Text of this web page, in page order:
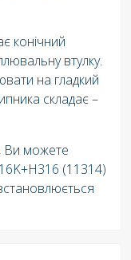
конічний
втулку.
на гладкий
складає –
Ви можете
(11314)